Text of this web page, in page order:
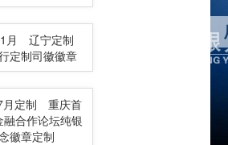
月 辽宁定制
定制司徽徽章
月定制 重庆首
融合作论坛纯银
徽章定制